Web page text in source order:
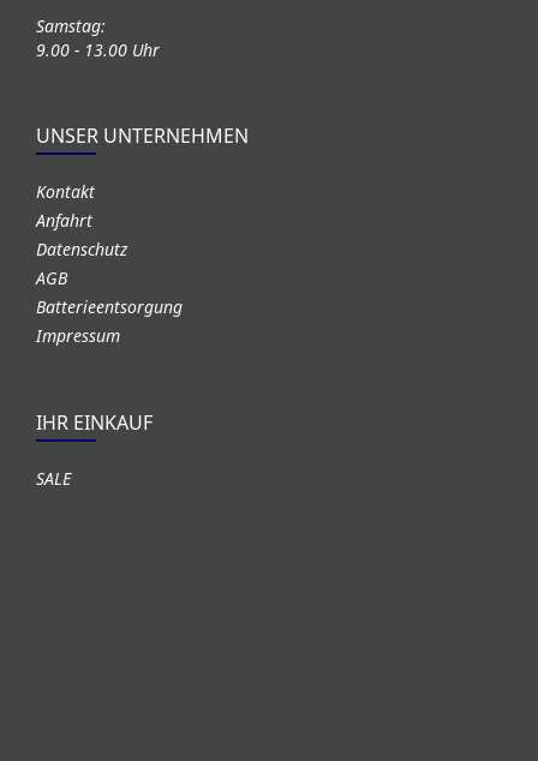
Samstag:
9.00 - 13.00 Uhr
UNSER UNTERNEHMEN
Kontakt
Anfahrt
Datenschutz
AGB
Batterieentsorgung
Impressum
IHR EINKAUF
SALE